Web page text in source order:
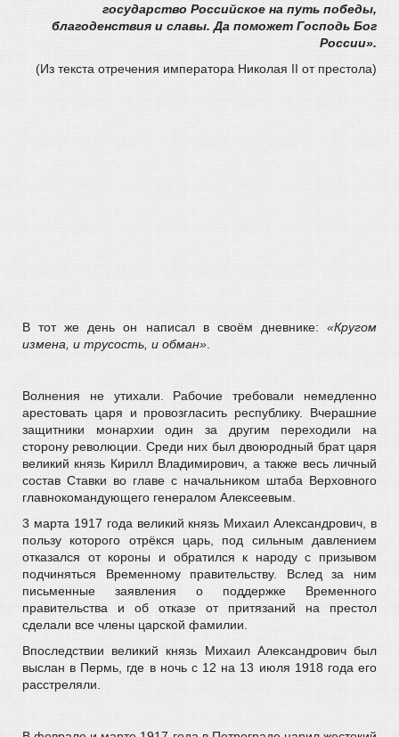
государство Российское на путь победы,
благоденствия и славы. Да поможет Господь Бог
России».
(Из текста отречения императора Николая II от престола)
В тот же день он написал в своём дневнике: «Кругом
измена, и трусость, и обман»
Волнения не утихали. Рабочие требовали немедленно
арестовать царя и провозгласить республику. Вчерашние
защитники монархии один за другим переходили на
сторону революции. Среди них был двоюродный брат царя
великий князь Кирилл Владимирович, а также весь личный
состав Ставки во главе с начальником штаба Верховного
главнокомандующего генералом Алексеевым.
3 марта 1917 года великий князь Михаил Александрович, в
пользу которого отрёкся царь, под сильным давлением
отказался от короны и обратился к народу с призывом
подчиняться Временному правительству. Вслед за ним
письменные заявления о поддержке Временного
правительства и об отказе от притязаний на престол
сделали все члены царской фамилии.
Впоследствии великий князь Михаил Александрович был
выслан в Пермь, где в ночь с 12 на 13 июля 1918 года его
расстреляли.